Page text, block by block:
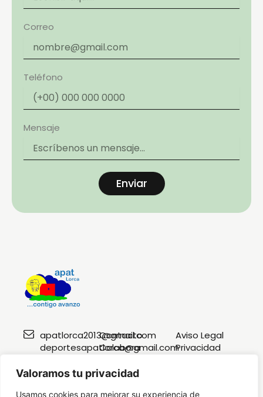
Valoramos tu privacidad
Usamos cookies para mejorar su experiencia de
Correo
Teléfono
Mensaje
Enviar
apatlorca2013@gmail.com
deportesapatlorca@gmail.com
616 09 78
Contacto
Colabora
Blog
Aviso Legal
Privacidad